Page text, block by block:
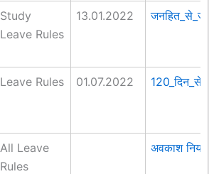
Study
Leave Rules
13.01.2022
Leave Rules 01.07.2022
All Leave
Rules
अवकाश